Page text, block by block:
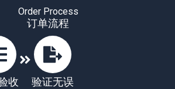
Order Process
订单流程
收
验证无误